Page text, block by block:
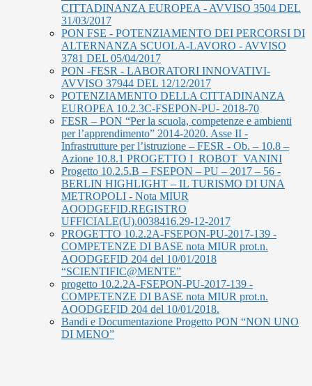
CITTADINANZA EUROPEA - AVVISO 3504 DEL
31/03/2017
PON FSE - POTENZIAMENTO DEI PERCORSI DI
ALTERNANZA SCUOLA-LAVORO - AVVISO
3781 DEL 05/04/2017
PON -FESR - LABORATORI INNOVATIVI-
AVVISO 37944 DEL 12/12/2017
POTENZIAMENTO DELLA CITTADINANZA
EUROPEA 10.2.3C-FSEPON-PU- 2018-70
FESR – PON “Per la scuola, competenze e ambienti
per l’apprendimento” 2014-2020. Asse II -
Infrastrutture per l’istruzione – FESR - Ob. – 10.8 –
Azione 10.8.1 PROGETTO I_ROBOT_VANINI
Progetto 10.2.5.B – FSEPON – PU – 2017 – 56 -
BERLIN HIGHLIGHT – IL TURISMO DI UNA
METROPOLI - Nota MIUR
AOODGEFID.REGISTRO
UFFICIALE(U).0038416.29-12-2017
PROGETTO 10.2.2A-FSEPON-PU-2017-139 -
COMPETENZE DI BASE nota MIUR prot.n.
AOODGEFID 204 del 10/01/2018
“SCIENTIFIC@MENTE”
progetto 10.2.2A-FSEPON-PU-2017-139 -
COMPETENZE DI BASE nota MIUR prot.n.
AOODGEFID 204 del 10/01/2018.
Bandi e Documentazione Progetto PON “NON UNO
DI MENO”